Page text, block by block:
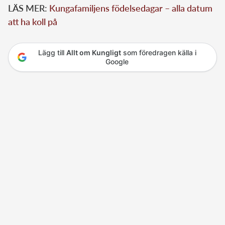
LÄS MER: Kungafamiljens födelsedagar – alla datum
att ha koll på
Lägg till Allt om Kungligtsom föredragen källa i
Google